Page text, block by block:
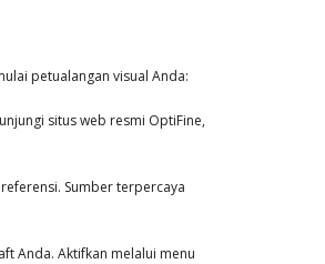
petualangan visual Anda:
situs web resmi OptiFine,
Sumber terpercaya
Anda. Aktifkan melalui menu